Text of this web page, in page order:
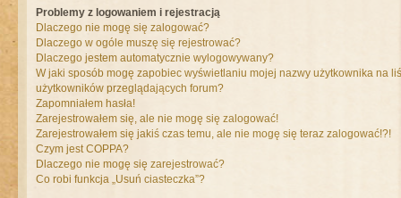
Problemy z logowaniem i rejestracją
Dlaczego nie mogę się zalogować?
Dlaczego w ogóle muszę się rejestrować?
Dlaczego jestem automatycznie wylogowywany?
W jaki sposób mogę zapobiec wyświetlaniu mojej nazwy użytkownika na
użytkowników przeglądających forum?
Zapomniałem hasła!
Zarejestrowałem się, ale nie mogę się zalogować!
Zarejestrowałem się jakiś czas temu, ale nie mogę się teraz zalogować!?!
Czym jest COPPA?
Dlaczego nie mogę się zarejestrować?
Co robi funkcja „Usuń ciasteczka”?